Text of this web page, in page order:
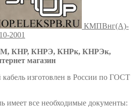
КМПВнг(А)-
2001
КНР, КНРЭ, КНРк, КНРЭк,
магазин
изготовлен в России по ГОСТ
имеет все необходимые документы: